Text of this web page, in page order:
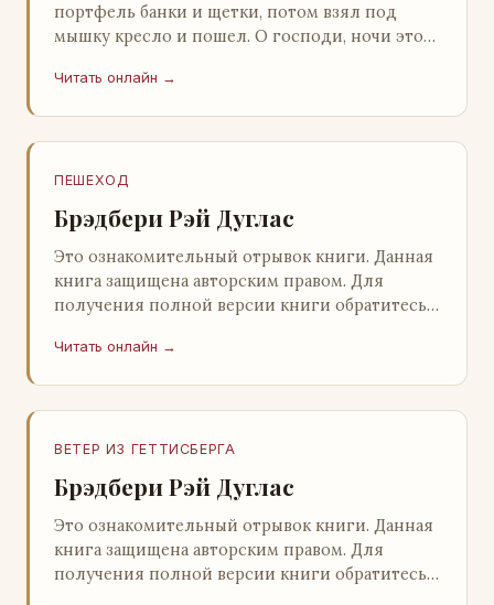
портфель банки и щетки, потом взял под
мышку кресло и пошел. О господи, ночи этой
заставлял…
Читать онлайн →
ПЕШЕХОД
Брэдбери Рэй Дуглас
Это ознакомительный отрывок книги. Данная
книга защищена авторским правом. Для
получения полной версии книги обратитесь к
легального ко…
Читать онлайн →
ВЕТЕР ИЗ ГЕТТИСБЕРГА
Брэдбери Рэй Дуглас
Это ознакомительный отрывок книги. Данная
книга защищена авторским правом. Для
получения полной версии книги обратитесь к